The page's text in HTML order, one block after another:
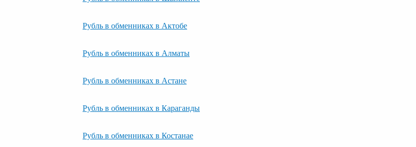
Рубль в обменниках в Актобе
Рубль в обменниках в Алматы
Рубль в обменниках в Астане
Рубль в обменниках в Караганды
Рубль в обменниках в Костанае